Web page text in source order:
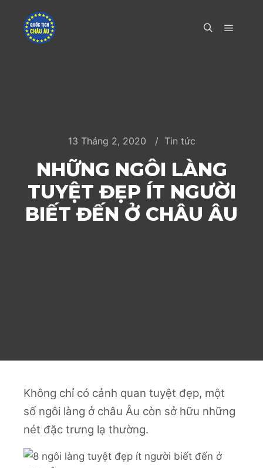
13 Tháng 2, 2020 Tin tức
NHỮNG NGÔI LÀNG
TUYỆT ĐẸP ÍT NGƯỜI
BIẾT ĐẾN Ở CHÂU ÂU
Không chỉ có cảnh quan tuyệt đẹp, một
số ngôi làng ở châu Âu còn sở hữu những
nét đặc trưng lạ thường.